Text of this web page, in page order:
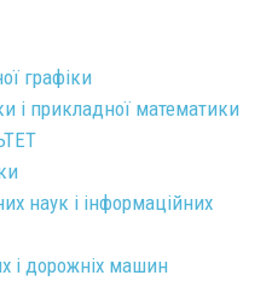
графіки
і прикладної математики
наук і інформаційних
і дорожніх машин